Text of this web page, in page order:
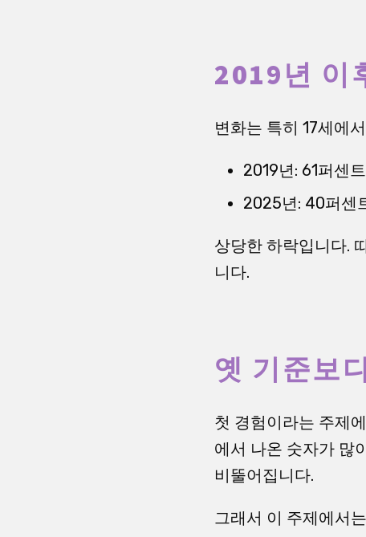
2019년 이
변화는 특히 17세에
2019년: 61퍼센
2025년: 40퍼센
상당한 하락입니다.
니다.
옛 기준보
첫 경험이라는 주제
에서 나온 숫자가 많
비뚤어집니다.
그래서 이 주제에서